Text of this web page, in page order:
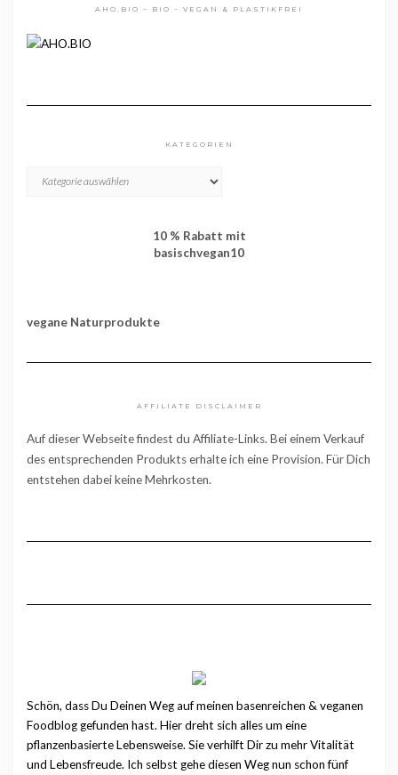
AHO.BIO – BIO – VEGAN & PLASTIKFREI
KATEGORIEN
10 % Rabatt mit
basischvegan10
vegane Naturprodukte
AFFILIATE DISCLAIMER
Auf dieser Webseite findest du Affiliate-Links. Bei einem Verkauf
des entsprechenden Produkts erhalte ich eine Provision. Für Dich
entstehen dabei keine Mehrkosten.
Schön, dass Du Deinen Weg auf meinen basenreichen & veganen
Foodblog gefunden hast. Hier dreht sich alles um eine
pflanzenbasierte Lebensweise. Sie verhilft Dir zu mehr Vitalität
und Lebensfreude. Ich selbst gehe diesen Weg nun schon fünf